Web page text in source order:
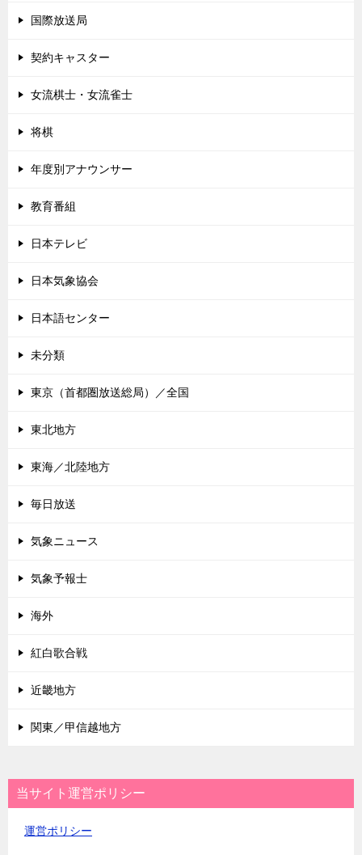
国際放送局
契約キャスター
女流棋士・女流雀士
将棋
年度別アナウンサー
教育番組
日本テレビ
日本気象協会
日本語センター
未分類
東京（首都圏放送総局）／全国
東北地方
東海／北陸地方
毎日放送
気象ニュース
気象予報士
海外
紅白歌合戦
近畿地方
関東／甲信越地方
当サイト運営ポリシー
運営ポリシー